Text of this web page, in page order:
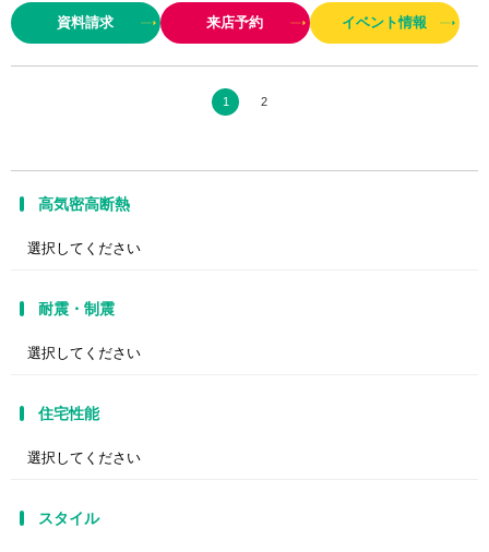
安全性を問われる時代になっています。パナソニックビルダーズグループと
してパナソニックの先進技術とサポート力+長年培った地元工務店とし…
資料請求 来店予約 イベント情報
1 2
高気密高断熱
耐震・制震
住宅性能
スタイル